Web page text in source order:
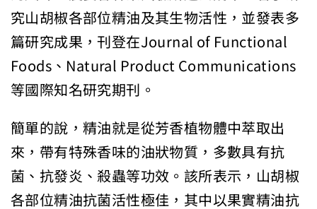
究山胡椒各部位精油及其生物活性，並發表多
篇研究成果，刊登在Journal of Functional
Foods、Natural Product Communications
等國際知名研究期刊。
簡單的說，精油就是從芳香植物體中萃取出
來，帶有特殊香味的油狀物質，多數具有抗
菌、抗發炎、殺蟲等功效。該所表示，山胡椒
各部位精油抗菌活性極佳，其中以果實精油抗